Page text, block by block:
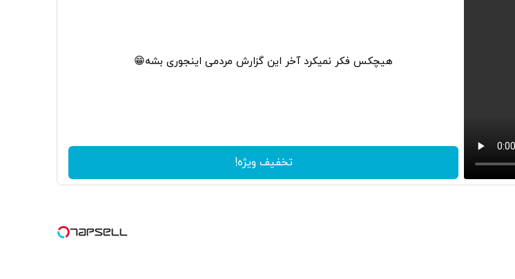
هیچکس فکر نمیکرد آخر این گزارش مردمی اینجوری بشه😁
تخفیف ویژه!